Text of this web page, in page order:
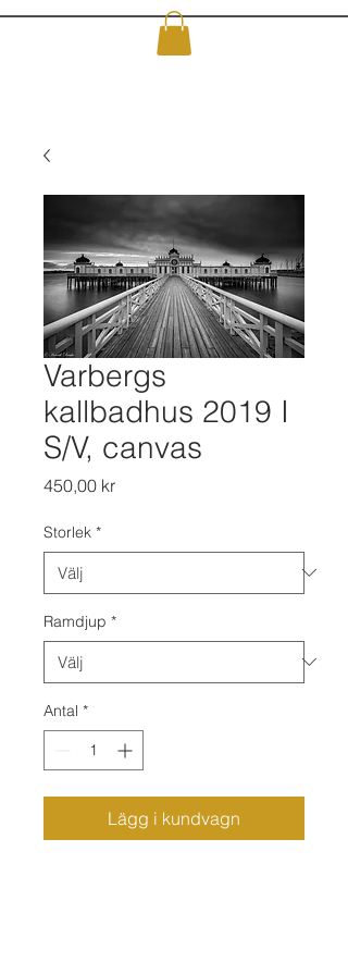
Varbergs
kallbadhus 2019 I
S/V, canvas
450,00 krPris
Storlek *
Ramdjup *
Antal *
Lägg i kundvagn